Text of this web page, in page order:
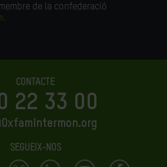
de la confederació
.
CONTACTE
22 33 00
SEGUEIX-NOS